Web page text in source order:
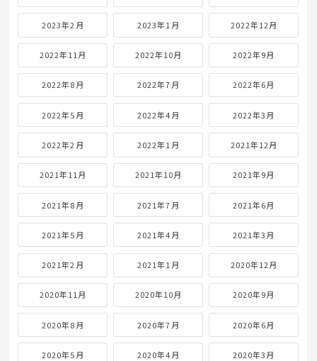
2023年2月 2023年1月 2022年12月
2022年11月 2022年10月 2022年9月
2022年8月 2022年7月 2022年6月
2022年5月 2022年4月 2022年3月
2022年2月 2022年1月 2021年12月
2021年11月 2021年10月 2021年9月
2021年8月 2021年7月 2021年6月
2021年5月 2021年4月 2021年3月
2021年2月 2021年1月 2020年12月
2020年11月 2020年10月 2020年9月
2020年8月 2020年7月 2020年6月
2020年5月 2020年4月 2020年3月